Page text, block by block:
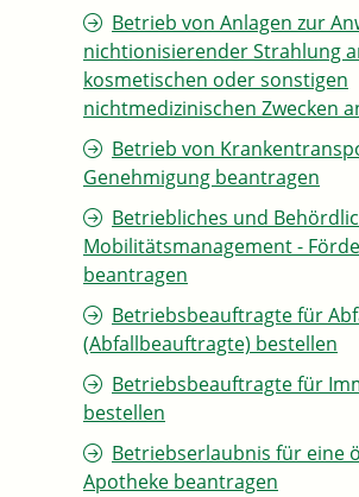
Betrieb von Anlagen zur
nichtionisierender Strahlung
kosmetischen oder sonstigen
nichtmedizinischen Zwecken
Betrieb von
Genehmigung beantragen
Betriebliches und
Mobilitätsmanagement -
beantragen
Betriebsbeauftragte für
(Abfallbeauftragte) bestellen
Betriebsbeauftragte für
bestellen
Betriebserlaubnis für eine
Apotheke beantragen